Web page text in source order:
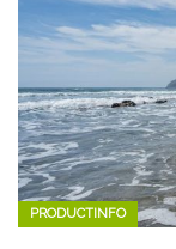
PRODUCTINFO